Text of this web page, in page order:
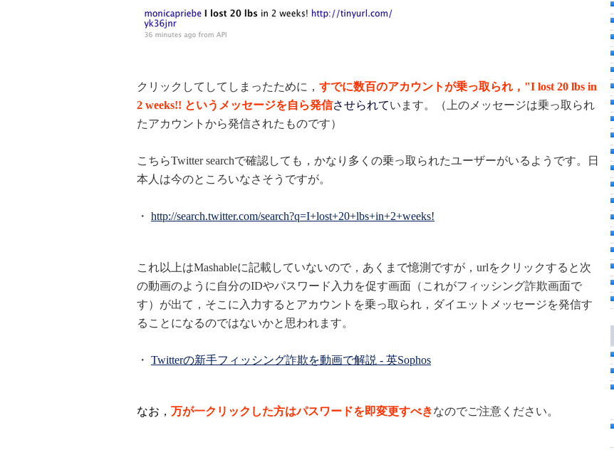
クリックしてしてしまったために， すでに数百のアカウントが乗っ取られ，"I lost 20 lbs in
2 weeks!! というメッセージを自ら発信させられています。（上のメッセージは乗っ取られ
たアカウントから発信されたものです）
こちらTwitter searchで確認しても，かなり多くの乗っ取られたユーザーがいるようです。日
本人は今のところいなさそうですが。
・ http://search.twitter.com/search?q=I+lost+20+lbs+in+2+weeks!
これ以上はMashableに記載していないので，あくまで憶測ですが，urlをクリックすると次
の動画のように自分のIDやパスワード入力を促す画面（これがフィッシング詐欺画面で
す）が出て，そこに入力するとアカウントを乗っ取られ，ダイエットメッセージを発信す
ることになるのではないかと思われます。
・ Twitterの新手フィッシング詐欺を動画で解説 - 英Sophos
なお， 万が一クリックした方はパスワードを即変更すべきなのでご注意ください。